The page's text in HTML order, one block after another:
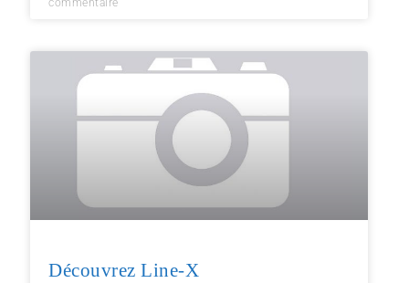
commentaire
Découvrez Line-X